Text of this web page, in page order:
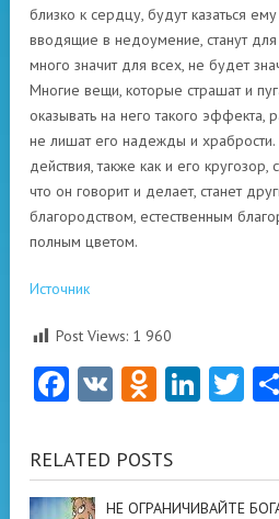
близко к сердцу, будут казаться
вводящие в недоумение, станут для
много значит для всех, не будет
Многие вещи, которые страшат и
оказывать на него такого эффекта,
не лишат его надежды и храбрости.
действия, также как и его кругозор,
что он говорит и делает, станет
благородством, естественным
полным цветом.
Источник
Post Views: 1 960
Facebook
VK
RELATED POSTS
НЕ ОГРАНИЧИВАЙТЕ